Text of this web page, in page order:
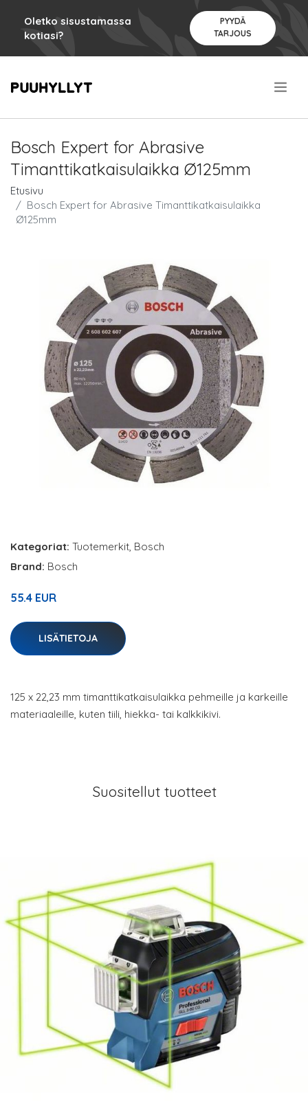
Oletko sisustamassa
kotiasi?
PYYDÄ
TARJOUS
Bosch Expert for Abrasive
Timanttikatkaisulaikka Ø125mm
Etusivu
Bosch Expert for Abrasive Timanttikatkaisulaikka
Ø125mm
Kategoriat: Tuotemerkit, Bosch
Brand: Bosch
55.4 EUR
LISÄTIETOJA
125 x 22,23 mm timanttikatkaisulaikka pehmeille ja karkeille
materiaaleille, kuten tiili, hiekka- tai kalkkikivi.
Suositellut tuotteet